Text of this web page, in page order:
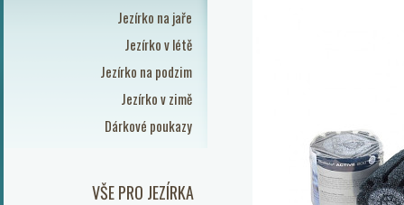
Jezírko na jaře
Jezírko v létě
Jezírko na podzim
Jezírko v zimě
Dárkové poukazy
VŠE PRO JEZÍRKA